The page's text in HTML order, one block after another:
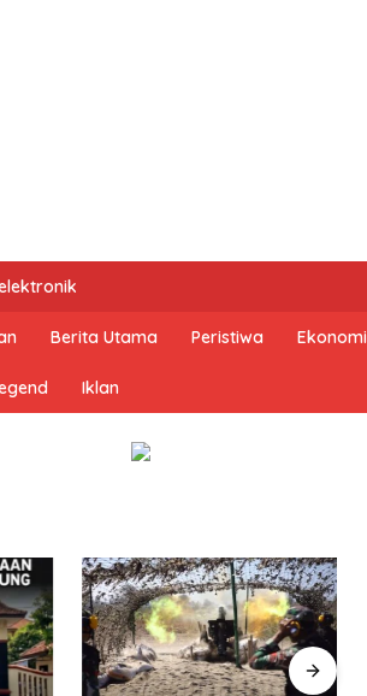
Berita Utama Peristiwa Ekonomi
Iklan